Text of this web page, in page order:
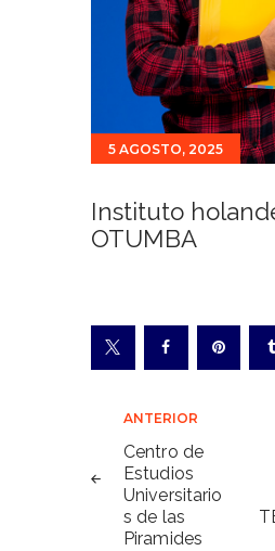
5 AGOSTO, 2025
Instituto
OTUMBA
Navegación
de
entradas
ANTERIOR
Centro de
Estudios
Universitario
s de las
Piramides